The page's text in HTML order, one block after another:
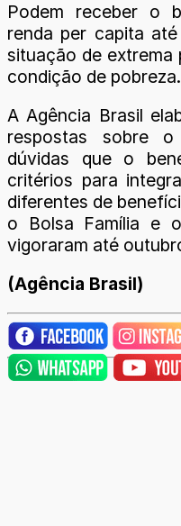
Podem receber o
renda per capita
situação de extrema
condição de pobreza.
A Agência Brasil
respostas sobre
dúvidas que o
critérios para
diferentes de
o Bolsa Família e
vigoraram até
(Agência Brasil)